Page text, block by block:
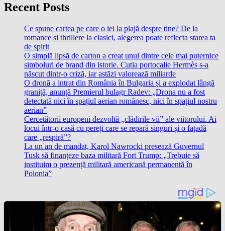
Recent Posts
Ce spune cartea pe care o iei la plajă despre tine? De la
romance și thrillere la clasici, alegerea poate reflecta starea ta
de spirit
O simplă lipsă de carton a creat unul dintre cele mai puternice
simboluri de brand din istorie. Cutia portocalie Hermès s-a
născut dintr-o criză, iar astăzi valorează miliarde
O dronă a intrat din România în Bulgaria și a explodat lângă
graniță, anunță Premierul bulagr Radev: „Drona nu a fost
detectată nici în spațiul aerian românesc, nici în spațiul nostru
aerian”
Cercetătorii europeni dezvoltă „clădirile vii” ale viitorului. Ai
locui într-o casă cu pereți care se repară singuri și o fațadă
care „respiră”?
La un an de mandat, Karol Nawrocki presează Guvernul
Tusk să finanțeze baza militară Fort Trump: „Trebuie să
instituim o prezență militară americană permanentă în
Polonia”